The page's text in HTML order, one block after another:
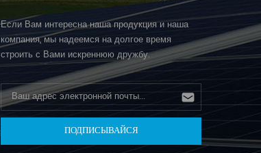
Если Вам интересна наша продукция и наша
компания, мы надеемся на долгое время
строить с Вами искреннюю дружбу.